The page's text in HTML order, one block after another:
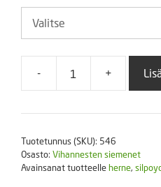
- +
Tuotetunnus (SKU): 546
Osasto: Vihannesten siemenet
Avainsanat tuotteelleherne,